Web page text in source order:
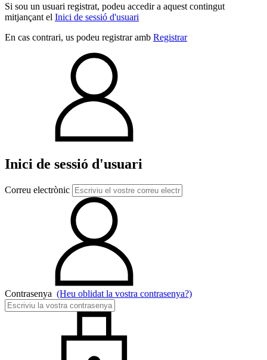
Si sou un usuari registrat, podeu accedir a aquest contingut
mitjançant el Inici de sessió d'usuari
En cas contrari, us podeu registrar amb Registrar
Inici de sessió d'usuari
Correu electrònic
Contrasenya (Heu oblidat la vostra contrasenya?)